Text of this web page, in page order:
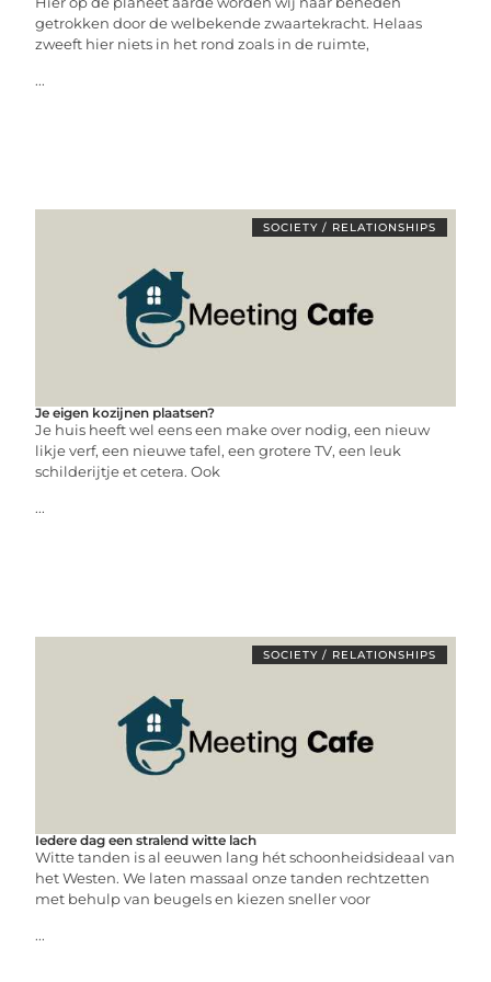
getrokken door de welbekende zwaartekracht. Helaas
zweeft hier niets in het rond zoals in de ruimte,
...
SOCIETY / RELATIONSHIPS
Je eigen kozijnen plaatsen?
Je huis heeft wel eens een make over nodig, een nieuw
likje verf, een nieuwe tafel, een grotere TV, een leuk
schilderijtje et cetera. Ook
...
SOCIETY / RELATIONSHIPS
Iedere dag een stralend witte lach
Witte tanden is al eeuwen lang hét schoonheidsideaal van
het Westen. We laten massaal onze tanden rechtzetten
met behulp van beugels en kiezen sneller voor
...